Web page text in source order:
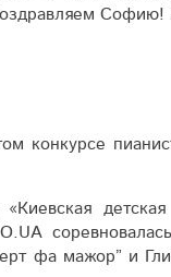
конкурсе
«Киевская
фа мажор” и